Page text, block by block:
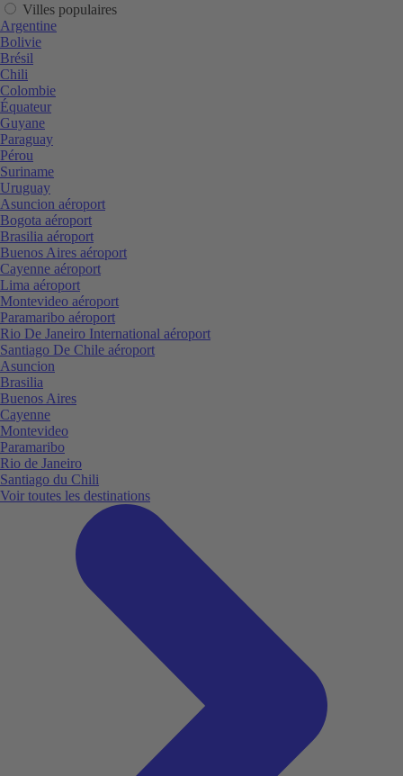
Villes populaires
Argentine
Bolivie
Brésil
Chili
Colombie
Équateur
Guyane
Paraguay
Pérou
Suriname
Uruguay
Asuncion aéroport
Bogota aéroport
Brasilia aéroport
Buenos Aires aéroport
Cayenne aéroport
Lima aéroport
Montevideo aéroport
Paramaribo aéroport
Rio De Janeiro International aéroport
Santiago De Chile aéroport
Asuncion
Brasilia
Buenos Aires
Cayenne
Montevideo
Paramaribo
Rio de Janeiro
Santiago du Chili
Voir toutes les destinations